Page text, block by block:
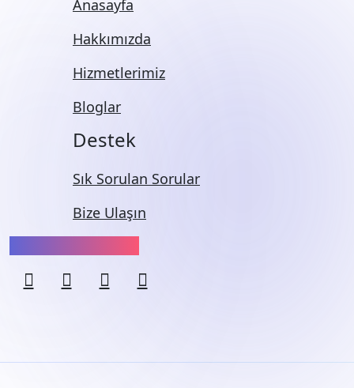
Anasayfa
Hakkımızda
Hizmetlerimiz
Bloglar
Destek
Sık Sorulan Sorular
Bize Ulaşın
Bizi Takip Edin: